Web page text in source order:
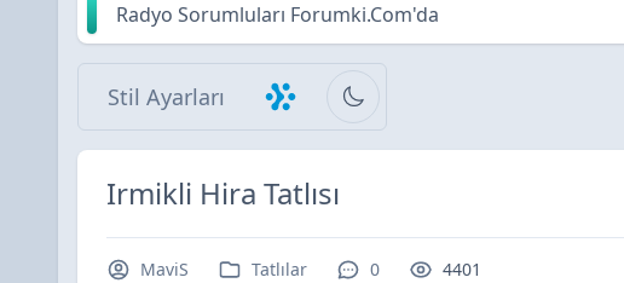
Radyo Sorumluları Forumki.Com'da
Stil Ayarları
Irmikli Hira Tatlısı
Konu Sahibi / Yazar
MaviS Kategori / Forum
Tatlılar Yorumlar / Cevaplar
0 Okunma / Görüntüleme
4401